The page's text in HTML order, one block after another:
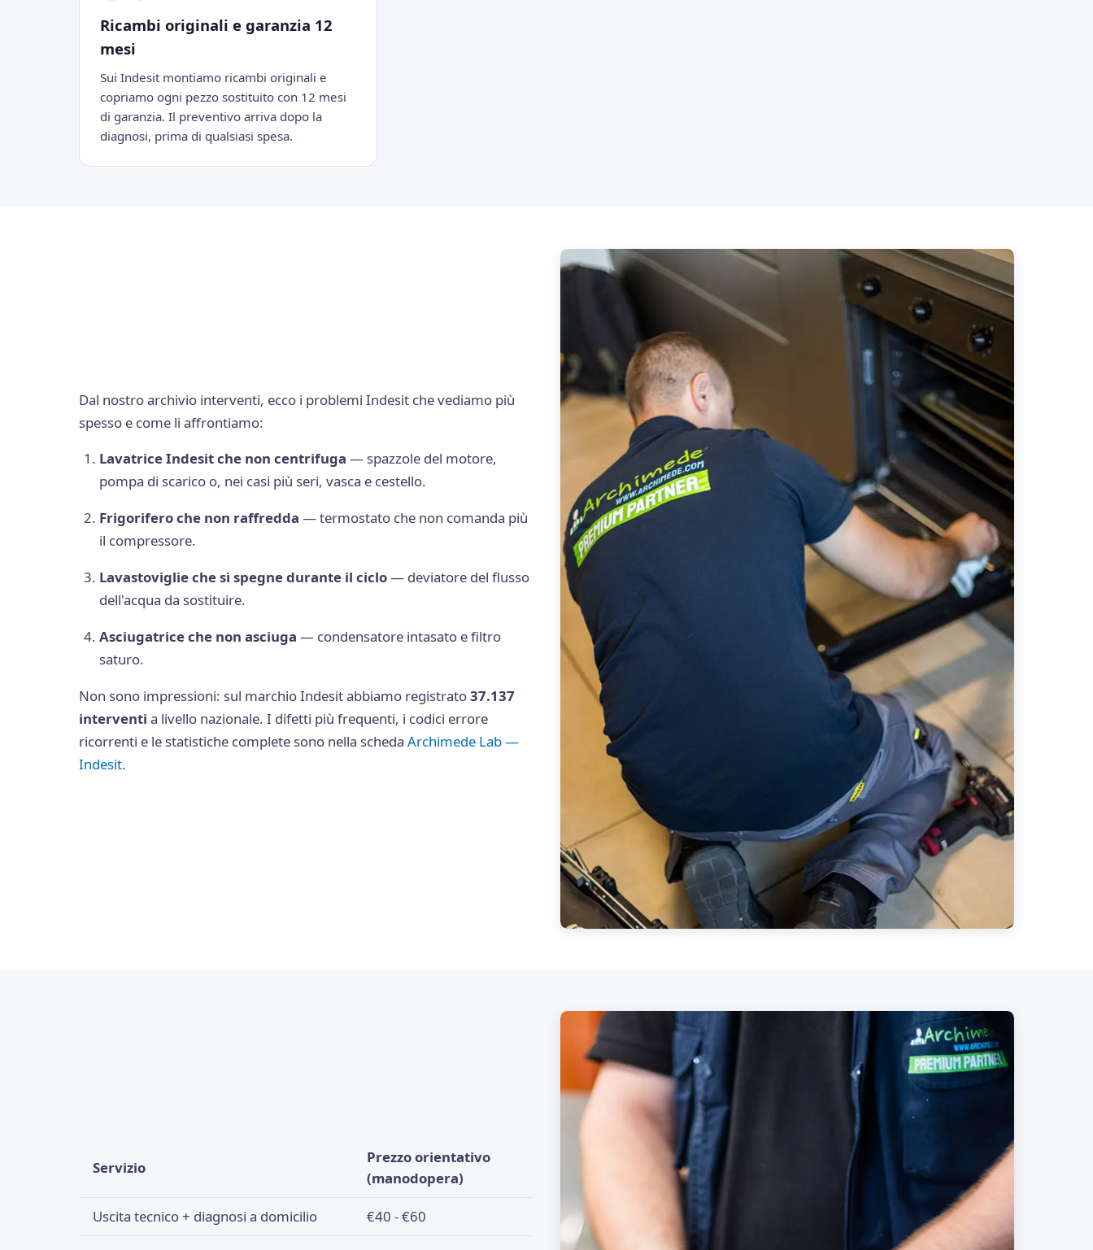
Ricambi originali e garanzia 12
mesi
Sui Indesit montiamo ricambi originali e
copriamo ogni pezzo sostituito con 12 mesi
di garanzia. Il preventivo arriva dopo la
diagnosi, prima di qualsiasi spesa.
Dal nostro archivio interventi, ecco i problemi Indesit che vediamo più
spesso e come li affrontiamo:
Lavatrice Indesit che non centrifuga — spazzole del motore,
pompa di scarico o, nei casi più seri, vasca e cestello.
Frigorifero che non raffredda — termostato che non comanda più
il compressore.
Lavastoviglie che si spegne durante il ciclo— deviatore del flusso
dell'acqua da sostituire.
Asciugatrice che non asciuga — condensatore intasato e filtro
saturo.
Non sono impressioni: sul marchio Indesit abbiamo registrato37.137
interventi a livello nazionale. I difetti più frequenti, i codici errore
ricorrenti e le statistiche complete sono nella schedaArchimede Lab —
Indesit.
Servizio
Prezzo orientativo
(manodopera)
Uscita tecnico + diagnosi a domicilio €40 - €60